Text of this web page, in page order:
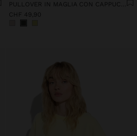
PULLOVER IN MAGLIA CON CAPPUCCIO TOCCO MORBIDO
CHF 49,90